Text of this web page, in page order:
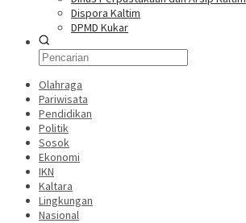
Dispora Kaltim
DPMD Kukar
Olahraga
Pariwisata
Pendidikan
Politik
Sosok
Ekonomi
IKN
Kaltara
Lingkungan
Nasional